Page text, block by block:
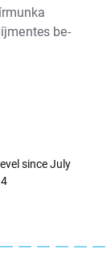
be-
since July